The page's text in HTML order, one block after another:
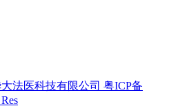
法医科技有限公司 粤ICP备